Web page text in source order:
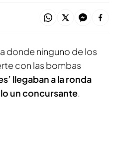
donde ninguno de los
con las bombas
llegaban a la ronda
un concursante.